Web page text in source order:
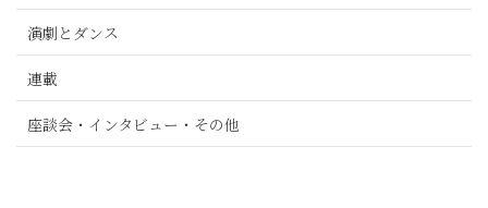
演劇とダンス
連載
座談会・インタビュー・その他